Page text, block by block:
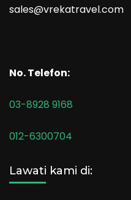
sales@vrekatravel.com
No. Telefon:
03-8928 9168
012-6300704
Lawati kami di: